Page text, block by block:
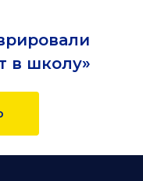
в школу»